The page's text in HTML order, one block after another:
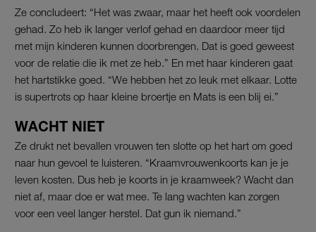
Ze concludeert: “Het was zwaar, maar het heeft ook voordelen
gehad. Zo heb ik langer verlof gehad en daardoor meer tijd
met mijn kinderen kunnen doorbrengen. Dat is goed geweest
voor de relatie die ik met ze heb.” En met haar kinderen gaat
het hartstikke goed. “We hebben het zo leuk met elkaar. Lotte
is supertrots op haar kleine broertje en Mats is een blij ei.”
WACHT NIET
Ze drukt net bevallen vrouwen ten slotte op het hart om goed
naar hun gevoel te luisteren. “Kraamvrouwenkoorts kan je je
leven kosten. Dus heb je koorts in je kraamweek? Wacht dan
niet af, maar doe er wat mee. Te lang wachten kan zorgen
voor een veel langer herstel. Dat gun ik niemand.”